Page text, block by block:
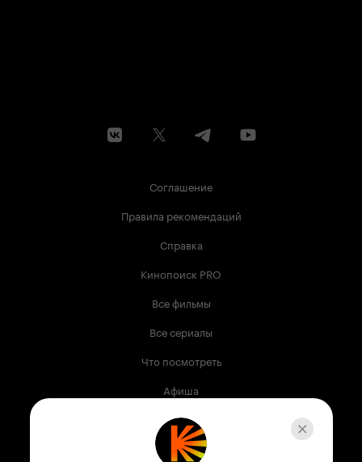
Соглашение
Правила рекомендаций
Справка
Кинопоиск PRO
Все фильмы
Все сериалы
Что посмотреть
Афиша
Музыка
Телепрограмма